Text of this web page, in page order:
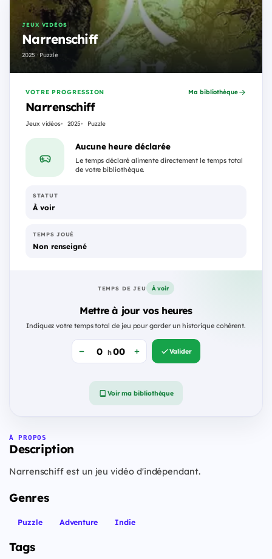
JEUX VIDÉOS
Narrenschiff
2025 · Puzzle
VOTRE PROGRESSION
Narrenschiff
Jeux vidéos 2025 Puzzle
Ma bibliothèque
Aucune heure déclarée
Le temps déclaré alimente directement le temps total
de votre bibliothèque.
STATUT
À voir
TEMPS JOUÉ
Non renseigné
TEMPS DE JEU À voir
Mettre à jour vos heures
Indiquez votre temps total de jeu pour garder un historique cohérent.
h Valider
Voir ma bibliothèque
À PROPOS
Description
Narrenschiff est un jeu vidéo d'indépendant.
Genres
Puzzle Adventure Indie
Tags